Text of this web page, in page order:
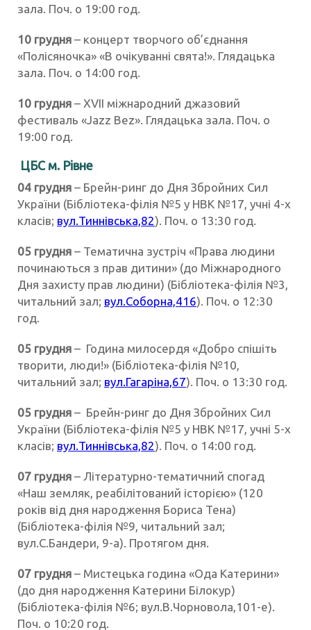
зала. Поч. о 19:00 год.
10 грудня – концерт творчого об’єднання
«Полісяночка» «В очікуванні свята!». Глядацька
зала. Поч. о 14:00 год.
10 грудня – ХVII міжнародний джазовий
фестиваль «Jazz Bez». Глядацька зала. Поч. о
19:00 год.
ЦБС м. Рівне
04 грудня – Брейн-ринг до Дня Збройних Сил
України (Бібліотека-філія №5 у НВК №17, учні 4-х
класів; вул.Тиннівська,82). Поч. о 13:30 год.
05 грудня – Тематична зустріч «Права людини
починаються з прав дитини» (до Міжнародного
Дня захисту прав людини) (Бібліотека-філія №3,
читальний зал; вул.Соборна,416). Поч. о 12:30
год.
05 грудня – Година милосердя «Добро спішіть
творити, люди!» (Бібліотека-філія №10,
читальний зал; вул.Гагаріна,67). Поч. о 13:30 год.
05 грудня – Брейн-ринг до Дня Збройних Сил
України (Бібліотека-філія №5 у НВК №17, учні 5-х
класів; вул.Тиннівська,82). Поч. о 14:00 год.
07 грудня – Літературно-тематичний спогад
«Наш земляк, реабілітований історією» (120
років від дня народження Бориса Тена)
(Бібліотека-філія №9, читальний зал;
вул.С.Бандери, 9-а). Протягом дня.
07 грудня – Мистецька година «Ода Катерини»
(до дня народження Катерини Білокур)
(Бібліотека-філія №6; вул.В.Чорновола,101-е).
Поч. о 10:20 год.